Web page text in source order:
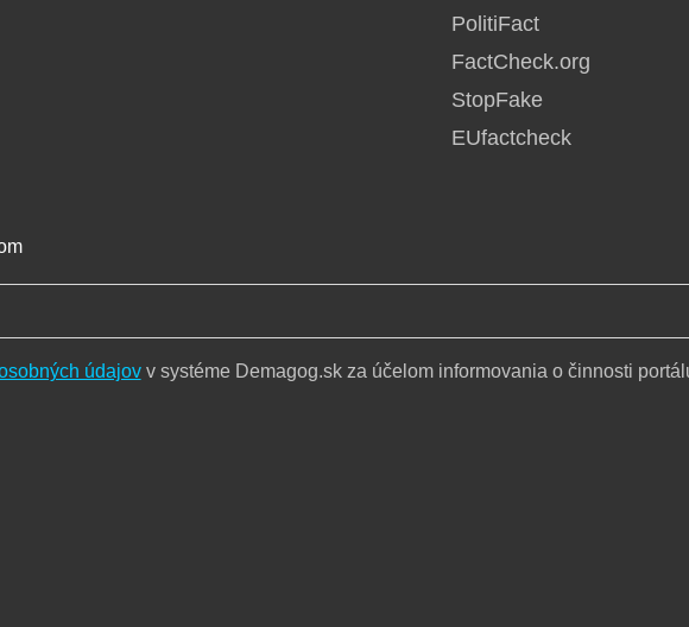
PolitiFact
FactCheck.org
StopFake
EUfactcheck
údajovv systéme Demagog.sk za účelom informovania o činnosti